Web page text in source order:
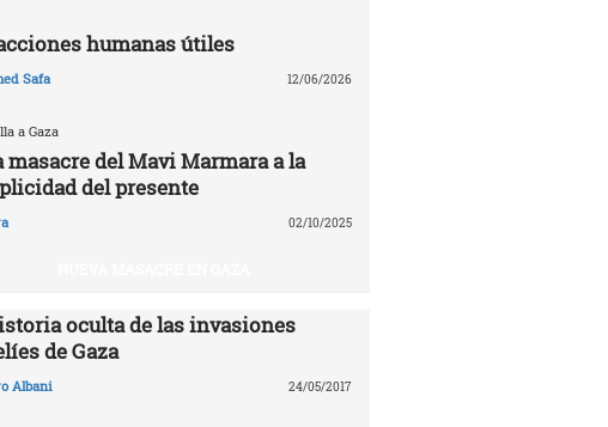
humanas útiles
Safa 12/06/2026
a Gaza
masacre del Mavi Marmara a la
del presente
02/10/2025
oculta de las invasiones
de Gaza
Albani 24/05/2017